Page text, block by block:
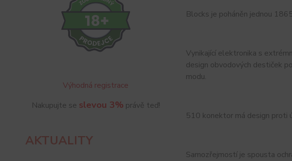
Výhodná registrace
Nakupujte se slevou 3% právě teď!
AKTUALITY
Blocks je poháněn jednou
Vynikající elektronika s
design obvodových destiček
modu.
510 konektor má design proti
Samozřejmostí je spousta